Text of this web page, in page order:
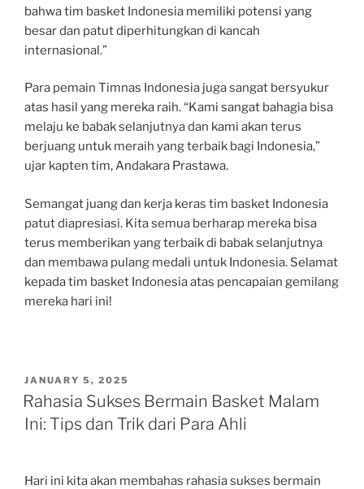
bahwa tim basket Indonesia memiliki potensi yang
besar dan patut diperhitungkan di kancah
internasional.”
Para pemain Timnas Indonesia juga sangat bersyukur
atas hasil yang mereka raih. “Kami sangat bahagia bisa
melaju ke babak selanjutnya dan kami akan terus
berjuang untuk meraih yang terbaik bagi Indonesia,”
ujar kapten tim, Andakara Prastawa.
Semangat juang dan kerja keras tim basket Indonesia
patut diapresiasi. Kita semua berharap mereka bisa
terus memberikan yang terbaik di babak selanjutnya
dan membawa pulang medali untuk Indonesia. Selamat
kepada tim basket Indonesia atas pencapaian gemilang
mereka hari ini!
POSTED
ON
JANUARY 5, 2025
Rahasia Sukses Bermain Basket Malam
Ini: Tips dan Trik dari Para Ahli
Hari ini kita akan membahas rahasia sukses bermain